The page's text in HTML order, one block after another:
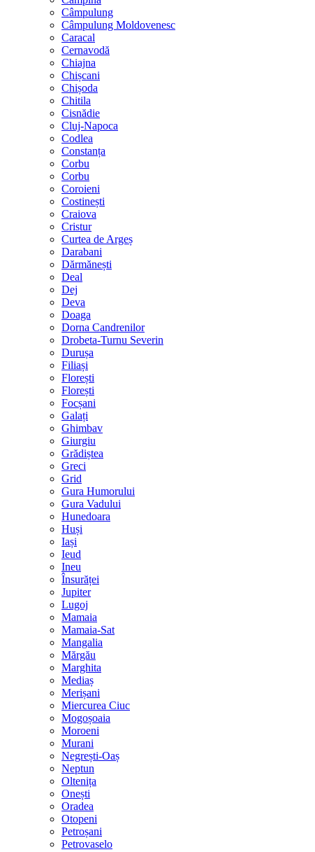
Câmpulung
Câmpulung Moldovenesc
Caracal
Cernavodă
Chiajna
Chișcani
Chișoda
Chitila
Cisnădie
Cluj-Napoca
Codlea
Constanța
Corbu
Corbu
Coroieni
Costinești
Craiova
Cristur
Curtea de Argeș
Darabani
Dărmănești
Deal
Dej
Deva
Doaga
Dorna Candrenilor
Drobeta-Turnu Severin
Durușa
Filiași
Florești
Florești
Focșani
Galați
Ghimbav
Giurgiu
Grădiștea
Greci
Grid
Gura Humorului
Gura Vadului
Hunedoara
Huși
Iași
Ieud
Ineu
Însurăței
Jupiter
Lugoj
Mamaia
Mamaia-Sat
Mangalia
Mărgău
Marghita
Mediaș
Merișani
Miercurea Ciuc
Mogoșoaia
Moroeni
Murani
Negrești-Oaș
Neptun
Oltenița
Onești
Oradea
Otopeni
Petroșani
Petrovaselo